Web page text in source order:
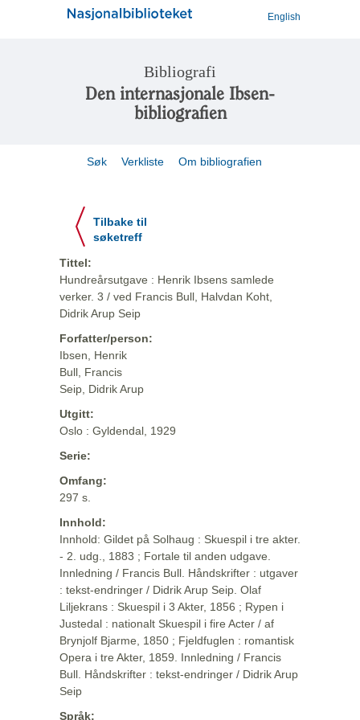
English
Bibliografi
Den internasjonale Ibsen-
bibliografien
Søk Verkliste Om bibliografien
Tilbake til
søketreff
Tittel:
Hundreårsutgave : Henrik Ibsens samlede
verker. 3 / ved Francis Bull, Halvdan Koht,
Didrik Arup Seip
Forfatter/person:
Ibsen, Henrik
Bull, Francis
Seip, Didrik Arup
Utgitt:
Oslo : Gyldendal, 1929
Serie:
Omfang:
297 s.
Innhold:
Innhold: Gildet på Solhaug : Skuespil i tre akter.
- 2. udg., 1883 ; Fortale til anden udgave.
Innledning / Francis Bull. Håndskrifter : utgaver
: tekst-endringer / Didrik Arup Seip. Olaf
Liljekrans : Skuespil i 3 Akter, 1856 ; Rypen i
Justedal : nationalt Skuespil i fire Acter / af
Brynjolf Bjarme, 1850 ; Fjeldfuglen : romantisk
Opera i tre Akter, 1859. Innledning / Francis
Bull. Håndskrifter : tekst-endringer / Didrik Arup
Seip
Språk: